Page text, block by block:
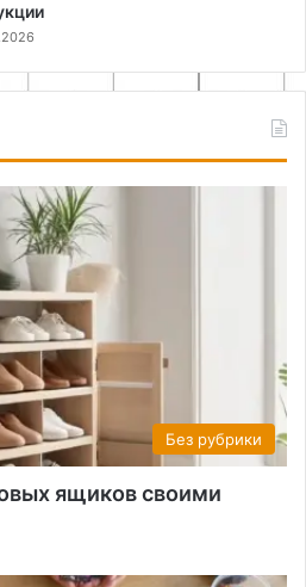
Без рубрики
ящиков своими